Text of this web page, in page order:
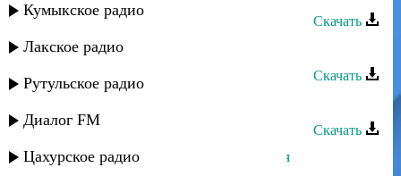
Кумыкское радио
Лакское радио
Рутульское радио
Диалог FM
Цахурское радио
Скачать
Digo - Без тебя
Скачать
Скачать
Рустам Мулдаров - Не хватает тебя